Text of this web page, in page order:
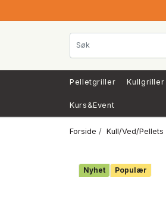
Pelletgriller Kullgriller
Kurs&Event
Forside / Kull/Ved/Pellets
Nyhet Populær